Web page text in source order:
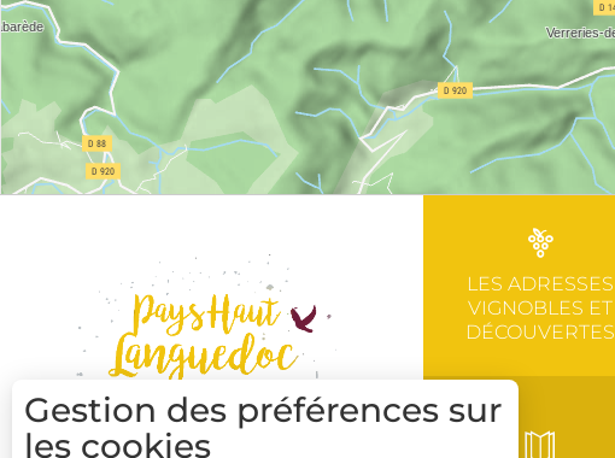
LES ADRESSES
VIGNOBLES ET
DÉCOUVERTES
Gestion des préférences sur
les cookies